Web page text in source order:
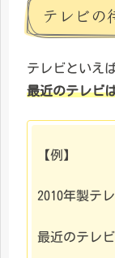
テレビの
テレビといえ
最近のテレビ
【例】
2010年製テ
最近のテレ